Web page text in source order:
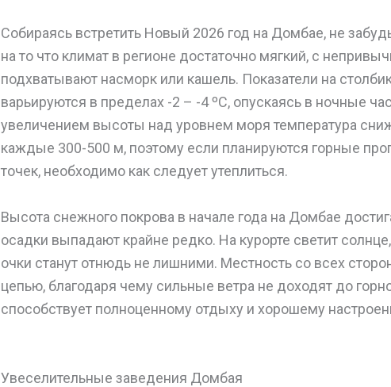
Собираясь встретить Новый 2026 год на Домбае, не
на то что климат в регионе достаточно мягкий, с
подхватывают насморк или кашель. Показатели на
варьируются в пределах -2 – -4 ºС, опускаясь в ночные
увеличением высоты над уровнем моря температура
каждые 300-500 м, поэтому если планируются горные
точек, необходимо как следует утеплиться.
Высота снежного покрова в начале года на Домбае
осадки выпадают крайне редко. На курорте светит
очки станут отнюдь не лишними. Местность со всех
цепью, благодаря чему сильные ветра не доходят до
способствует полноценному отдыху и хорошему
Увеселительные заведения Домбая